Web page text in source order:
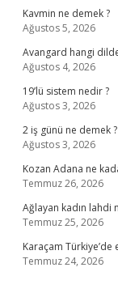
Kavmin ne demek ?
Ağustos 5, 2026
Avangard hangi
Ağustos 4, 2026
19’lü sistem nedir ?
Ağustos 3, 2026
2 iş günü ne demek ?
Ağustos 3, 2026
Kozan Adana ne
Temmuz 26, 2026
Ağlayan kadın lahdi
Temmuz 25, 2026
Karaçam
Temmuz 24, 2026